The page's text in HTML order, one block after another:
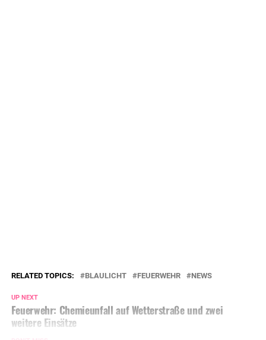
RELATED TOPICS: BLAULICHT FEUERWEHR NEWS
UP NEXT
Feuerwehr: Chemieunfall auf Wetterstraße und zwei
weitere Einsätze